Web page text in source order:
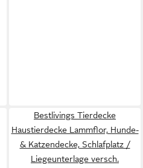
Bestlivings Tierdecke
Haustierdecke Lammflor, Hunde-
& Katzendecke, Schlafplatz /
Liegeunterlage versch.